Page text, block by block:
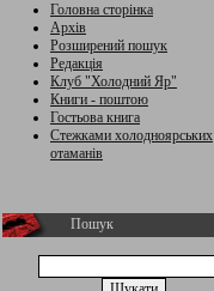
Головна сторінка
Архів
Розширений пошук
Редакція
Клуб "Холодний Яр"
Книги - поштою
Гостьова книга
Стежками холодноярських
отаманів
Пошук